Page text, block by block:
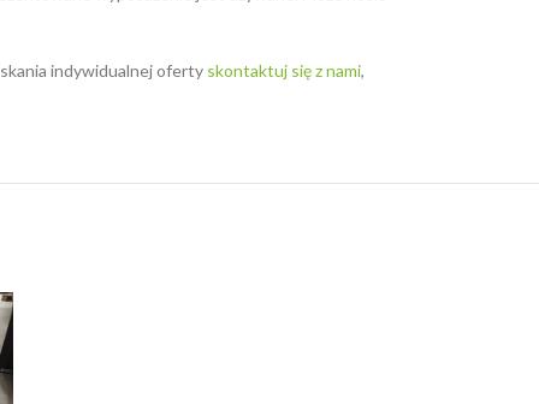
indywidualnej oferty skontaktuj się z nami,